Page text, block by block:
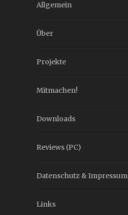
Allgemein
Über
Projekte
Mitmachen!
Downloads
Reviews (PC)
Datenschutz & Impressum
Links